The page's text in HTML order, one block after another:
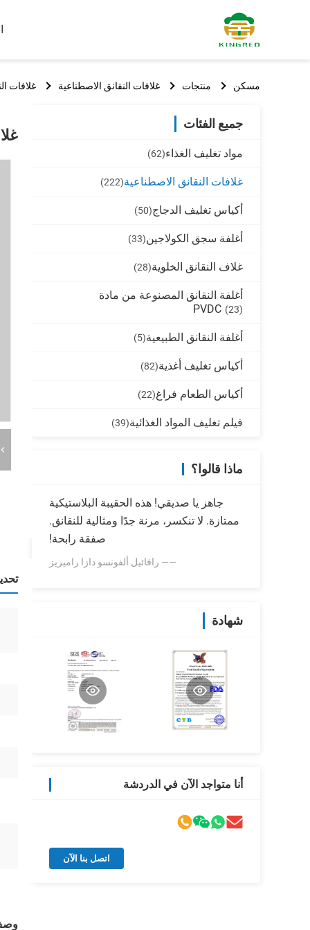
مسكن منتجات غلافات النقانق الاصطناعية غلافات
جميع الفئات
مواد تغليف الغذاء(62)
غلافات النقانق الاصطناعية(222)
أكياس تغليف الدجاج(50)
أغلفة سجق الكولاجين(33)
غلاف النقانق الخلوية(28)
أغلفة النقانق المصنوعة من مادة
PVDC (23)
أغلفة النقانق الطبيعية(5)
أكياس تغليف أغذية(82)
أكياس الطعام فراغ(22)
فيلم تغليف المواد الغذائية(39)
ماذا قالوا؟
جاهز يا صديقي! هذه الحقيبة البلاستيكية
ممتازة. لا تنكسر، مرنة جدًا ومثالية للنقانق.
صفقة رابحة!
—— رافائيل ألفونسو دازا راميريز
شهادة
أنا متواجد الآن في الدردشة
اتصل بنا الآن